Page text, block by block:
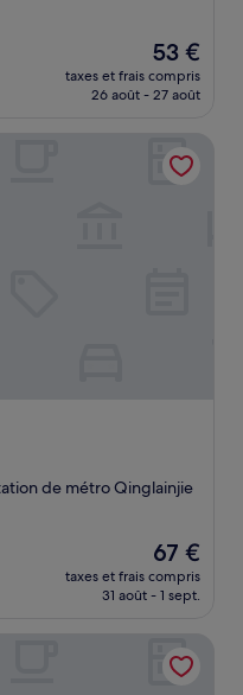
Le
nouveau
prix
de
53 €
53 €
taxes et frais compris
26 août - 27 août
de métro Qinglainjie
Le
nouveau
prix
de
67 €
67 €
taxes et frais compris
31 août - 1 sept.